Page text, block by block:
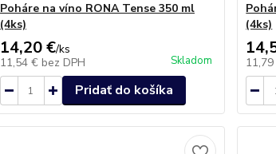
Poháre na víno RONA Tense 350 ml
(4ks)
14,20 €/ks
11,54 € bez DPH Skladom
Pridať do košíka
(4ks)